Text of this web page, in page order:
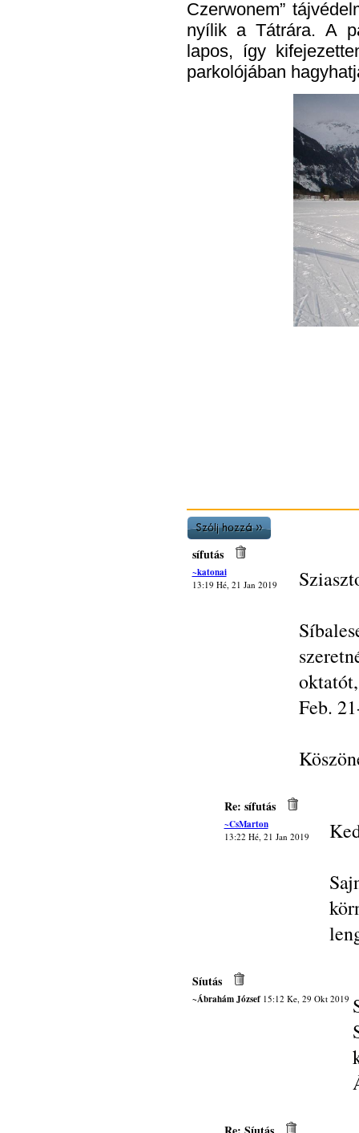
Czerwonem”
nyílik a Tátrára. A
lapos, így
parkolójában
sífutás
~katonai
13:19 Hé, 21 Jan 2019
Feb.
Re: sífutás
~CsMarton
13:22 Hé, 21 Jan 2019
Síutás
~Ábrahám József15:12 Ke, 29 Okt 2019